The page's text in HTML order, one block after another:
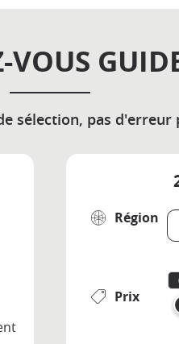
VOUS
sélection, pas d'erreur
Région
Prix